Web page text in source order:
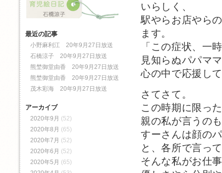
いらしく、
駅やらお店やら
ます。
「この症状、一
見知らぬパパマ
心の中で応援し
さてさて。
この時期に限っ
親の私が言うの
すーさんは顔の
と、各所で言っ
そんな私がお仕
最近の記事
小野麻利江 20年9月27日放送
石橋涼子 20年9月27日放送
熊埜御堂由香 20年9月27日放送
熊埜御堂由香 20年9月27日放送
茂木彩海 20年9月27日放送
アーカイブ
2020年9月 (52)
2020年8月 (65)
2020年7月 (52)
2020年6月 (52)
2020年5月 (65)